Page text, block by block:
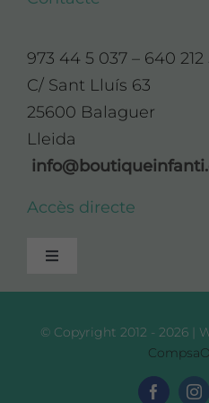
973 44 5 037 – 640 212
C/ Sant Lluís 63
25600 Balaguer
Lleida
Accès directe
Toggle
Política de Privadesa
© Copyright 2012 - 2026 |